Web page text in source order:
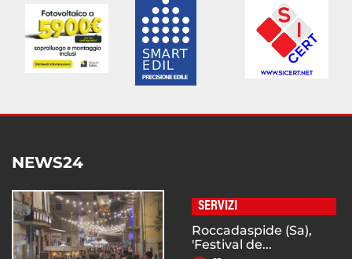
NEWS24
SERVIZI
Roccadaspide (Sa),
'Festival de...